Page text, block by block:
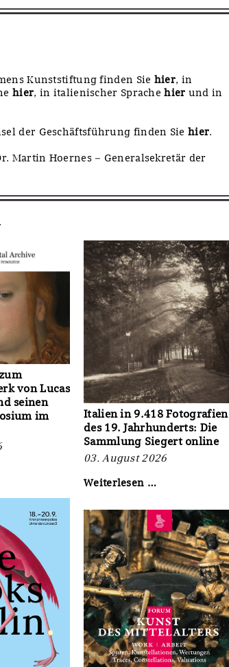
Kunststiftung finden Sie hier, in
hier, in italienischer Sprachehier und in
der Geschäftsführung finden Sie hier.
Martin Hoernes – Generalsekretär der
von Lucas
seinen
im
Italien in 9.418 Fotografien
des 19. Jahrhunderts: Die
Sammlung Siegert online
03. August 2026
Weiterlesen …Italien
9.418
Fotografien
des
19.
Jahrhunderts:
Die
Sammlung
Siegert
online